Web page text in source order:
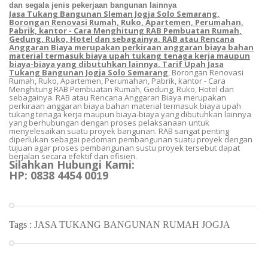
dan segala jenis pekerjaan bangunan lainnya
Jasa Tukang Bangunan Sleman Jogja Solo Semarang,
Borongan Renovasi Rumah, Ruko, Apartemen, Perumahan,
Pabrik, kantor - Cara Menghitung RAB Pembuatan Rumah,
Gedung, Ruko, Hotel dan sebagainya. RAB atau Rencana
Anggaran Biaya merupakan perkiraan anggaran biaya bahan
material termasuk biaya upah tukang tenaga kerja maupun
biaya-biaya yang dibutuhkan lainnya. Tarif Upah Jasa
Tukang Bangunan Jogja Solo Semarang, Borongan Renovasi
Rumah, Ruko, Apartemen, Perumahan, Pabrik, kantor - Cara
Menghitung RAB Pembuatan Rumah, Gedung, Ruko, Hotel dan
sebagainya. RAB atau Rencana Anggaran Biaya merupakan
perkiraan anggaran biaya bahan material termasuk biaya upah
tukang tenaga kerja maupun biaya-biaya yang dibutuhkan lainnya
yang berhubungan dengan proses pelaksanaan untuk
menyelesaikan suatu proyek bangunan. RAB sangat penting
diperlukan sebagai pedoman pembangunan suatu proyek dengan
tujuan agar proses pembangunan sustu proyek tersebut dapat
berjalan secara efektif dan efisien.
Silahkan Hubungi Kami:
HP: 0838 4454 0019
Tags : JASA TUKANG BANGUNAN RUMAH JOGJA